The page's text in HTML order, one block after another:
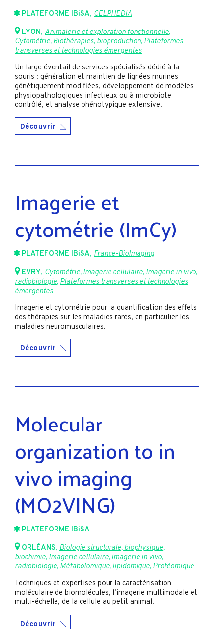
PLATEFORME IBiSA, CELPHEDIA
LYON, Animalerie et exploration fonctionnelle,
Cytométrie, Biothérapies, bioproduction, Plateformes
transverses et technologies émergentes
Un large éventail de services spécialisés dédié à la
souris : génération et maintien de lignées murines
génétiquement modifiées, développement de modèles
physiopathologiques infectieux ou à microbiote
contrôlé, et analyse phénotypique extensive.
Découvrir
Imagerie et
cytométrie (ImCy)
PLATEFORME IBiSA, France-BioImaging
EVRY, Cytométrie, Imagerie cellulaire, Imagerie in vivo,
radiobiologie, Plateformes transverses et technologies
émergentes
Imagerie et cytométrie pour la quantification des effets
des thérapies sur les maladies rares, en particulier les
maladies neuromusculaires.
Découvrir
Molecular
organization to in
vivo imaging
(MO2VING)
PLATEFORME IBiSA
ORLÉANS, Biologie structurale, biophysique,
biochimie,Imagerie cellulaire,Imagerie in vivo,
radiobiologie,Métabolomique, lipidomique,Protéomique
Techniques et expertises pour la caractérisation
moléculaire de biomolécules, l’imagerie multimodale et
multi-échelle, de la cellule au petit animal.
Découvrir